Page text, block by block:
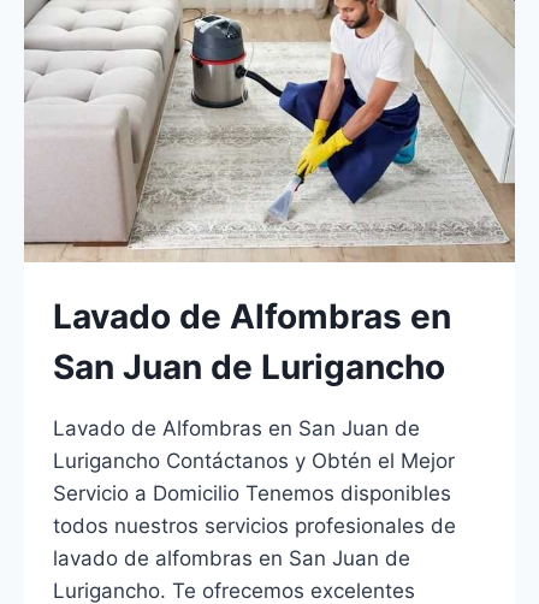
MIRAFLORES
Lavado de Alfombras en
San Juan de Lurigancho
Lavado de Alfombras en San Juan de
Lurigancho Contáctanos y Obtén el Mejor
Servicio a Domicilio Tenemos disponibles
todos nuestros servicios profesionales de
lavado de alfombras en San Juan de
Lurigancho. Te ofrecemos excelentes